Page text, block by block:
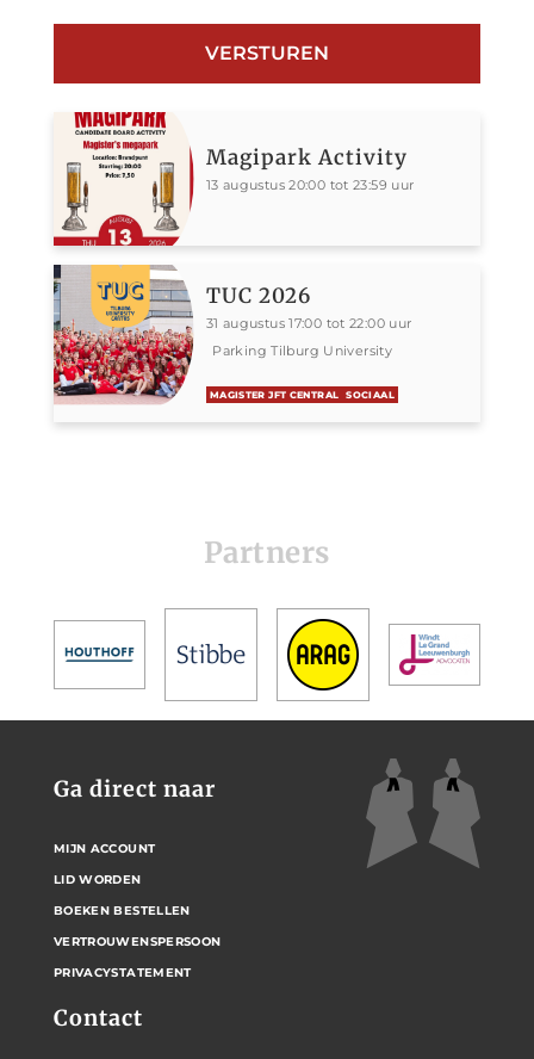
Magipark Activity
13 augustus 20:00 tot 23:59 uur
TUC 2026
31 augustus 17:00 tot 22:00 uur
Parking Tilburg University
MAGISTER JFT CENTRAL SOCIAAL
Partners
Contact
Ga direct naar
MIJN ACCOUNT
LID WORDEN
BOEKEN BESTELLEN
VERTROUWENSPERSOON
PRIVACYSTATEMENT